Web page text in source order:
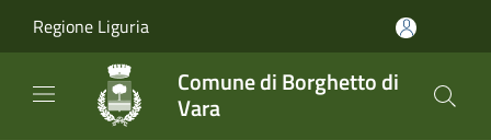
Regione Liguria
Comune di Borghetto di
Vara